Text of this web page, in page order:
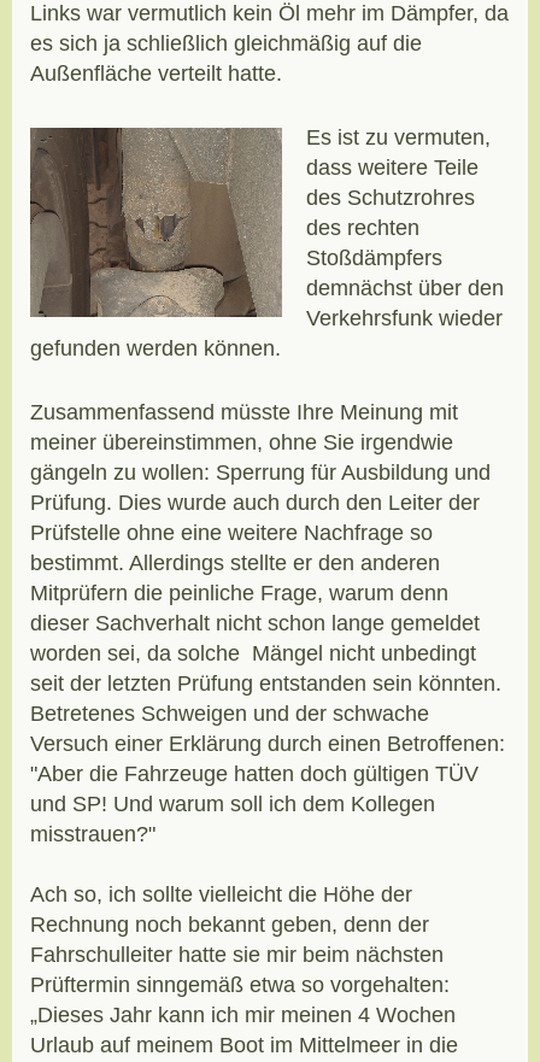
Links war vermutlich kein Öl mehr im Dämpfer, da
es sich ja schließlich gleichmäßig auf die
Außenfläche verteilt hatte.
Es ist zu vermuten,
dass weitere Teile
des Schutzrohres
des rechten
Stoßdämpfers
demnächst über den
Verkehrsfunk wieder
gefunden werden können.
Zusammenfassend müsste Ihre Meinung mit
meiner übereinstimmen, ohne Sie irgendwie
gängeln zu wollen: Sperrung für Ausbildung und
Prüfung. Dies wurde auch durch den Leiter der
Prüfstelle ohne eine weitere Nachfrage so
bestimmt. Allerdings stellte er den anderen
Mitprüfern die peinliche Frage, warum denn
dieser Sachverhalt nicht schon lange gemeldet
worden sei, da solche Mängel nicht unbedingt
seit der letzten Prüfung entstanden sein könnten.
Betretenes Schweigen und der schwache
Versuch einer Erklärung durch einen Betroffenen:
"Aber die Fahrzeuge hatten doch gültigen TÜV
und SP! Und warum soll ich dem Kollegen
misstrauen?"
Ach so, ich sollte vielleicht die Höhe der
Rechnung noch bekannt geben, denn der
Fahrschulleiter hatte sie mir beim nächsten
Prüftermin sinngemäß etwa so vorgehalten:
„Dieses Jahr kann ich mir meinen 4 Wochen
Urlaub auf meinem Boot im Mittelmeer in die